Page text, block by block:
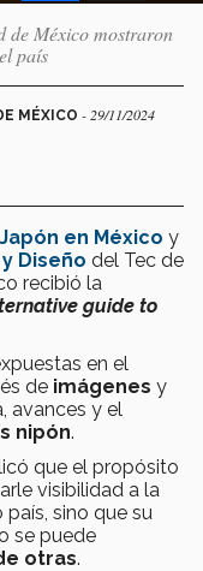
de México mostraron
país
MÉXICO - 29/11/2024
en México y
Diseño del Tec de
recibió la
guide to
en el
de imágenes y
avances y el
nipón.
que el propósito
visibilidad a la
país, sino que su
se puede
otras.